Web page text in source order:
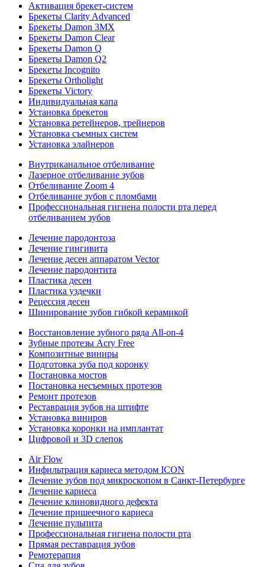
Активация брекет-систем
Брекеты Clarity Advanced
Брекеты Damon 3MX
Брекеты Damon Clear
Брекеты Damon Q
Брекеты Damon Q2
Брекеты Incognito
Брекеты Ortholight
Брекеты Victory
Индивидуальная капа
Установка брекетов
Установка ретейнеров, трейнеров
Установка съемных систем
Установка элайнеров
Внутриканальное отбеливание
Лазерное отбеливание зубов
Отбеливание Zoom 4
Отбеливание зубов с пломбами
Профессиональная гигиена полости рта перед
отбеливанием зубов
Лечение пародонтоза
Лечение гингивита
Лечение десен аппаратом Vector
Лечение пародонтита
Пластика десен
Пластика уздечки
Рецессия десен
Шинирование зубов гибкой керамикой
Восстановление зубного ряда All‑on‑4
Зубные протезы Acry Free
Композитные виниры
Подготовка зуба под коронку
Постановка мостов
Постановка несъемных протезов
Ремонт протезов
Реставрация зубов на штифте
Установка виниров
Установка коронки на имплантат
Цифровой и 3D слепок
Air Flow
Инфильтрация кариеса методом ICON
Лечение зубов под микроскопом в Санкт-Петербурге
Лечение кариеса
Лечение клиновидного дефекта
Лечение пришеечного кариеса
Лечение пульпита
Профессиональная гигиена полости рта
Прямая реставрация зубов
Ремотерапия